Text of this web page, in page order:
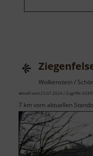
Wolkenstein /
aktuell vom 23.07.2024 / Zugriffe:
7 km vom aktuellen